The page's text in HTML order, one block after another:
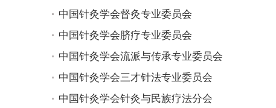
中国针灸学会督灸专业委员会
中国针灸学会脐疗专业委员会
中国针灸学会流派与传承专业委员会
中国针灸学会三才针法专业委员会
中国针灸学会针灸与民族疗法分会